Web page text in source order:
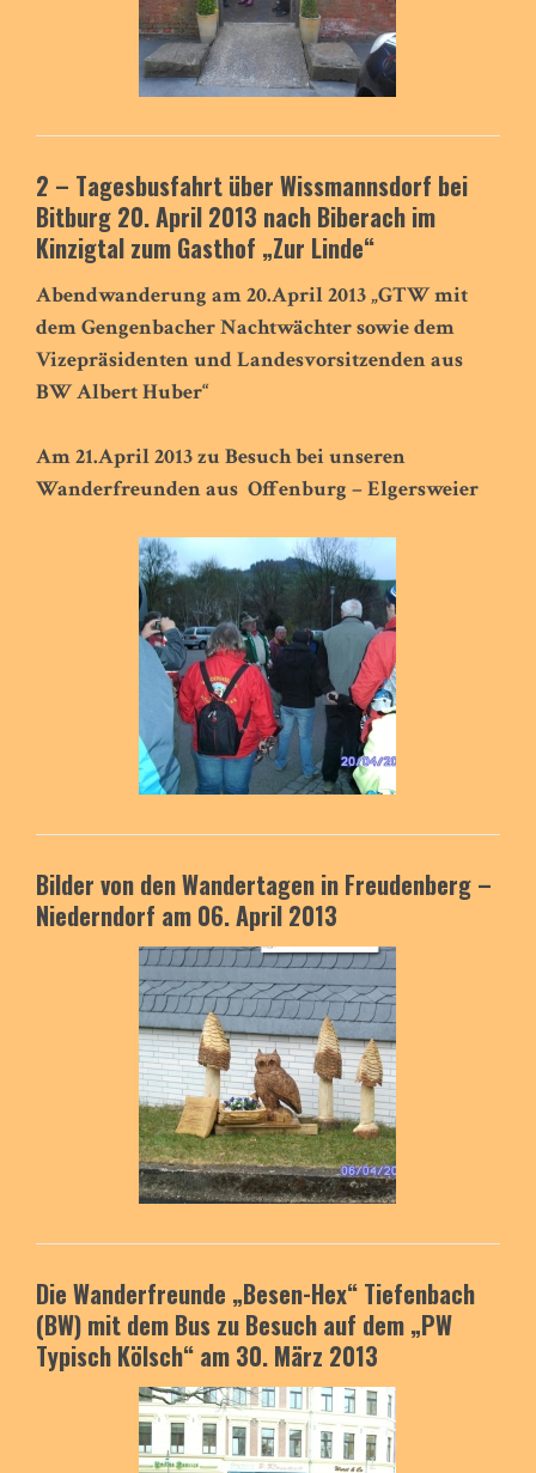
2 – Tagesbusfahrt über Wissmannsdorf bei
Bitburg 20. April 2013 nach Biberach im
Kinzigtal zum Gasthof „Zur Linde“
Abendwanderung am 20.April 2013„GTW mit
dem Gengenbacher Nachtwächter sowie dem
Vizepräsidenten und Landesvorsitzenden aus
BW Albert Huber“
Am 21.April 2013 zu Besuch bei unseren
Wanderfreunden aus Offenburg – Elgersweier
Bilder von den Wandertagen in Freudenberg –
Niederndorf am 06. April 2013
Die Wanderfreunde „Besen-Hex“ Tiefenbach
(BW) mit dem Bus zu Besuch auf dem „PW
Typisch Kölsch“ am 30. März 2013